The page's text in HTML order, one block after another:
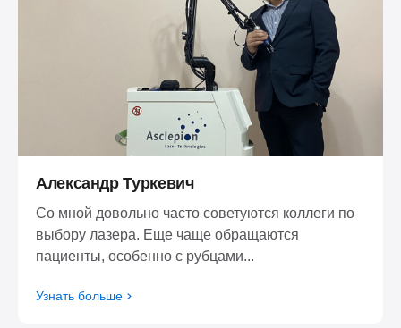
Александр Туркевич
Со мной довольно часто советуются коллеги по
выбору лазера. Еще чаще обращаются
пациенты, особенно с рубцами...
Узнать больше